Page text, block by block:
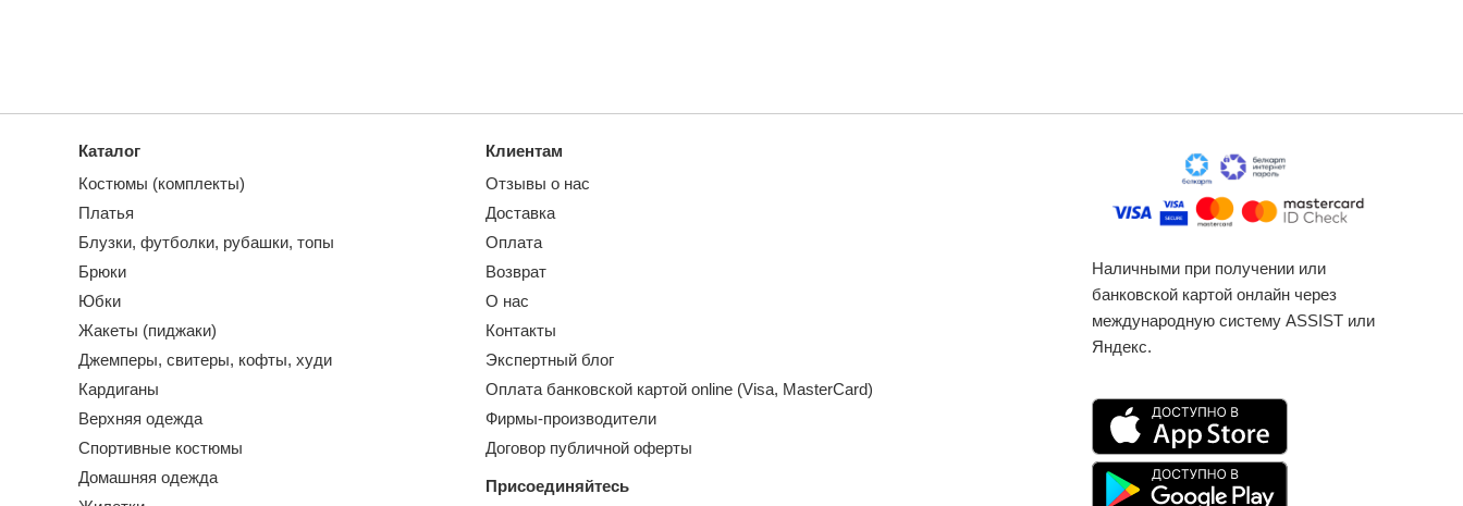
Каталог
Костюмы (комплекты)
Платья
Блузки, футболки, рубашки, топы
Брюки
Юбки
Жакеты (пиджаки)
Джемперы, свитеры, кофты, худи
Кардиганы
Верхняя одежда
Спортивные костюмы
Домашняя одежда
Клиентам
Отзывы о нас
Доставка
Оплата
Возврат
О нас
Контакты
Экспертный блог
Оплата банковской картой online (Visa, MasterCard)
Фирмы-производители
Договор публичной оферты
Присоединяйтесь
Наличными при получении или
банковской картой онлайн через
международную систему ASSIST или
Яндекс.